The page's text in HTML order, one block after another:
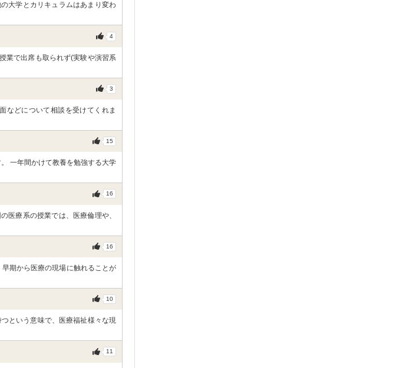
大学とカリキュラムはあまり変わ
4
業で出席も取られず(実験や演習系
3
などについて相談を受けてくれま
15
一年間かけて教養を勉強する大学
16
医療系の授業では、医療倫理や、
16
期から医療の現場に触れることが
10
という意味で、医療福祉様々な現
11